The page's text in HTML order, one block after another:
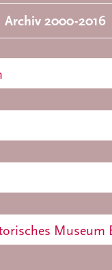
Archiv 2000-2016
Museum